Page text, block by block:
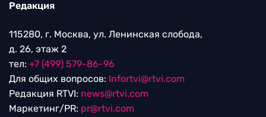
Редакция
115280, г. Москва, ул. Ленинская слобода,
д. 26, этаж 2
тел: +7 (499) 579-86-96
Для общих вопросов: Infortvi@rtvi.com
Редакция RTVI: news@rtvi.com
Маркетинг/PR: pr@rtvi.com